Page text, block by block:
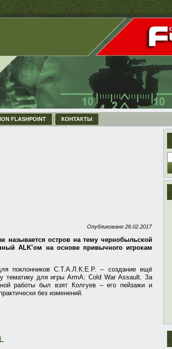
FLASHPOINT КОНТАКТЫ
Опубликовано 26.02.2017
называется остров на тему чернобыльской
ALK’ом на основе привычного игрокам
поклонников С.Т.А.Л.К.Е.Р. – создание ещё
тематику для игры ArmA: Cold War Assault. За
работы был взят Колгуев – его пейзажи и
без изменений.